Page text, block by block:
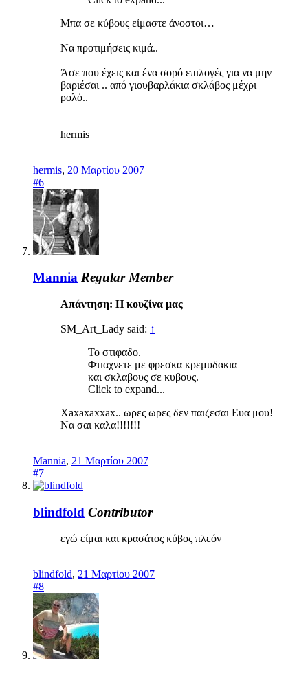
Μπα σε κύβους είμαστε άνοστοι…
Να προτιμήσεις κιμά..
Άσε που έχεις και ένα σορό επιλογές για να μην
βαριέσαι .. από γιουβαρλάκια σκλάβος μέχρι
ρολό..
hermis
hermis, 20 Μαρτίου 2007
#6
Mannia Regular Member
Απάντηση: Η κουζίνα μας
SM_Art_Lady said: ↑
Το στιφαδο.
Φτιαχνετε με φρεσκα κρεμυδακια
και σκλαβους σε κυβους.
Click to expand...
Xaxaxaxxax.. ωρες ωρες δεν παιζεσαι Ευα μου!
Να σαι καλα!!!!!!!
Mannia, 21 Μαρτίου 2007
#7
blindfold Contributor
εγώ είμαι και κρασάτος κύβος πλεόν
blindfold, 21 Μαρτίου 2007
#8